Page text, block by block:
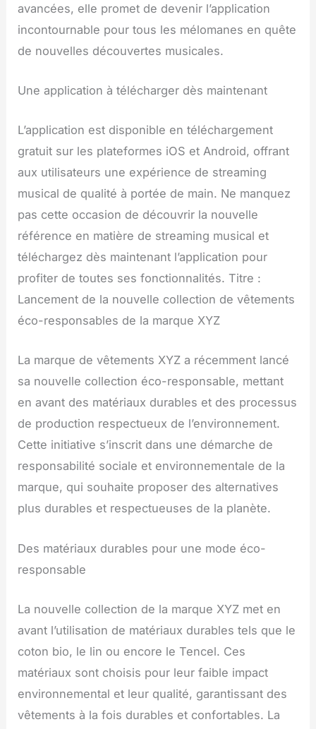
avancées, elle promet de devenir l’application
incontournable pour tous les mélomanes en quête
de nouvelles découvertes musicales.
Une application à télécharger dès maintenant
L’application est disponible en téléchargement
gratuit sur les plateformes iOS et Android, offrant
aux utilisateurs une expérience de streaming
musical de qualité à portée de main. Ne manquez
pas cette occasion de découvrir la nouvelle
référence en matière de streaming musical et
téléchargez dès maintenant l’application pour
profiter de toutes ses fonctionnalités. Titre :
Lancement de la nouvelle collection de vêtements
éco-responsables de la marque XYZ
La marque de vêtements XYZ a récemment lancé
sa nouvelle collection éco-responsable, mettant
en avant des matériaux durables et des processus
de production respectueux de l’environnement.
Cette initiative s’inscrit dans une démarche de
responsabilité sociale et environnementale de la
marque, qui souhaite proposer des alternatives
plus durables et respectueuses de la planète.
Des matériaux durables pour une mode éco-
responsable
La nouvelle collection de la marque XYZ met en
avant l’utilisation de matériaux durables tels que le
coton bio, le lin ou encore le Tencel. Ces
matériaux sont choisis pour leur faible impact
environnemental et leur qualité, garantissant des
vêtements à la fois durables et confortables. La